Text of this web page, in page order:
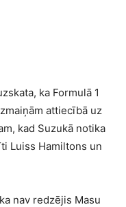
ka Formulā 1
attiecībā uz
kad Suzukā notika
Luiss Hamiltons un
nav redzējis Masu